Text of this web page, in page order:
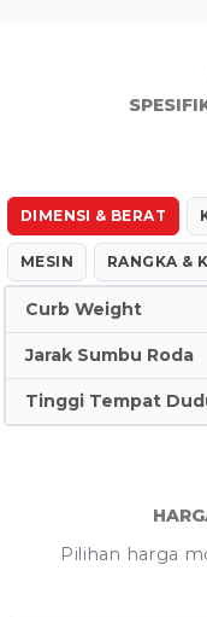
DIMENSI & BERAT
MESIN RANGKA &
Curb Weight
Jarak Sumbu Roda
Tinggi Tempat
Pilihan harga